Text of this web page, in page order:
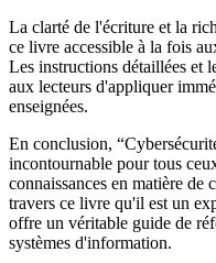
La clarté de l'écriture et la
ce livre accessible à la fois
Les instructions détaillées et
aux lecteurs d'appliquer
enseignées.
En conclusion,
incontournable pour tous
connaissances en matière de
travers ce livre qu'il est un
offre un véritable guide de
systèmes d'information.